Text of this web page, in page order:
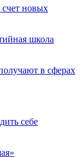
счет новых
школа
в сферах
себе